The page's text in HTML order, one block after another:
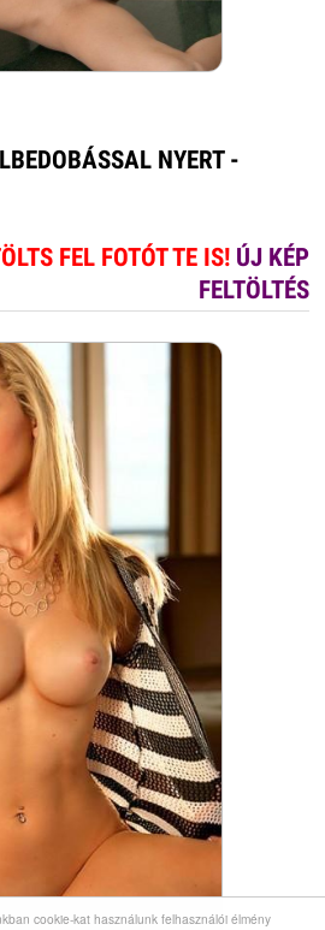
cookie-kat használunk felhasználói élmény
NYERT -
FEL FOTÓT TE IS! ÚJ KÉP
FELTÖLTÉS